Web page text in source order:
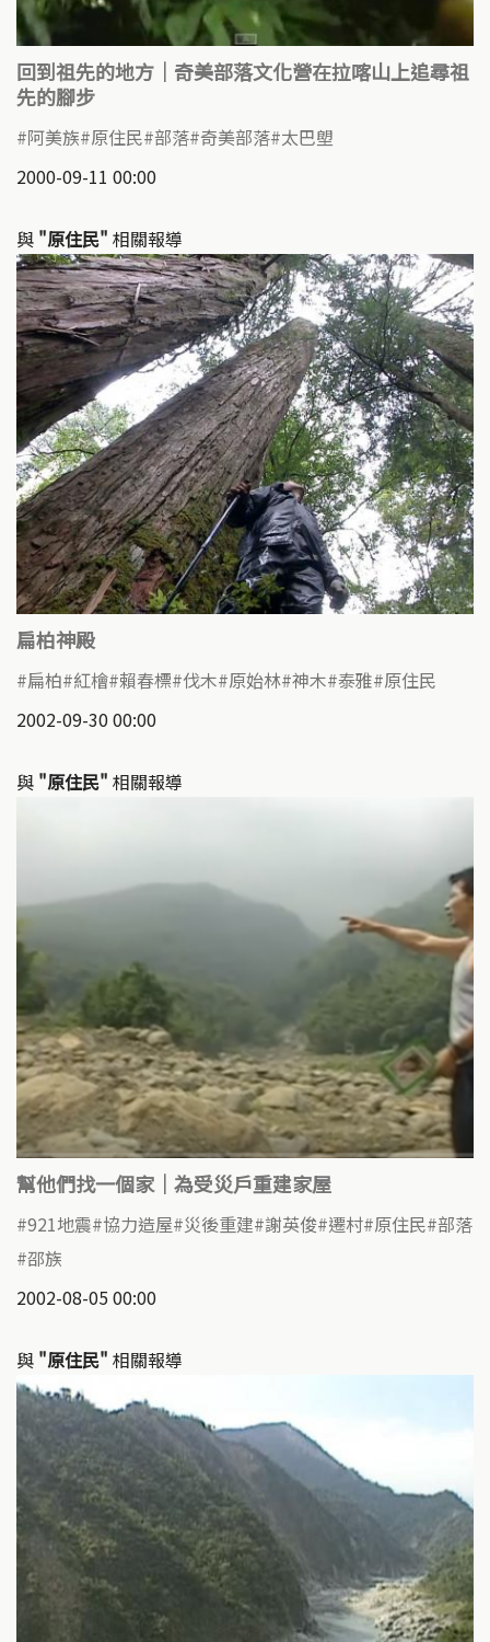
回到祖先的地方｜奇美部落文化營在拉喀山上追尋祖
先的腳步
阿美族 原住民 部落 奇美部落 太巴塱
2000-09-11 00:00
與 "原住民" 相關報導
扁柏神殿
扁柏 紅檜 賴春標 伐木 原始林 神木 泰雅 原住民
2002-09-30 00:00
與 "原住民" 相關報導
幫他們找一個家｜為受災戶重建家屋
921地震 協力造屋 災後重建 謝英俊 遷村 原住民 部落
邵族
2002-08-05 00:00
與 "原住民" 相關報導